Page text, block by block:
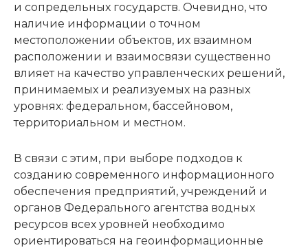
и сопредельных государств. Очевидно, что
наличие информации о точном
местоположении объектов, их взаимном
расположении и взаимосвязи существенно
влияет на качество управленческих решений,
принимаемых и реализуемых на разных
уровнях: федеральном, бассейновом,
территориальном и местном.
В связи с этим, при выборе подходов к
созданию современного информационного
обеспечения предприятий, учреждений и
органов Федерального агентства водных
ресурсов всех уровней необходимо
ориентироваться на геоинформационные